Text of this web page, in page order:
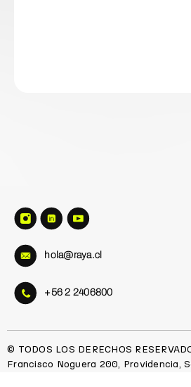
hola@raya.cl
+56 2 2406800
© TODOS LOS DERECHOS
Francisco Noguera 200, Providencia,